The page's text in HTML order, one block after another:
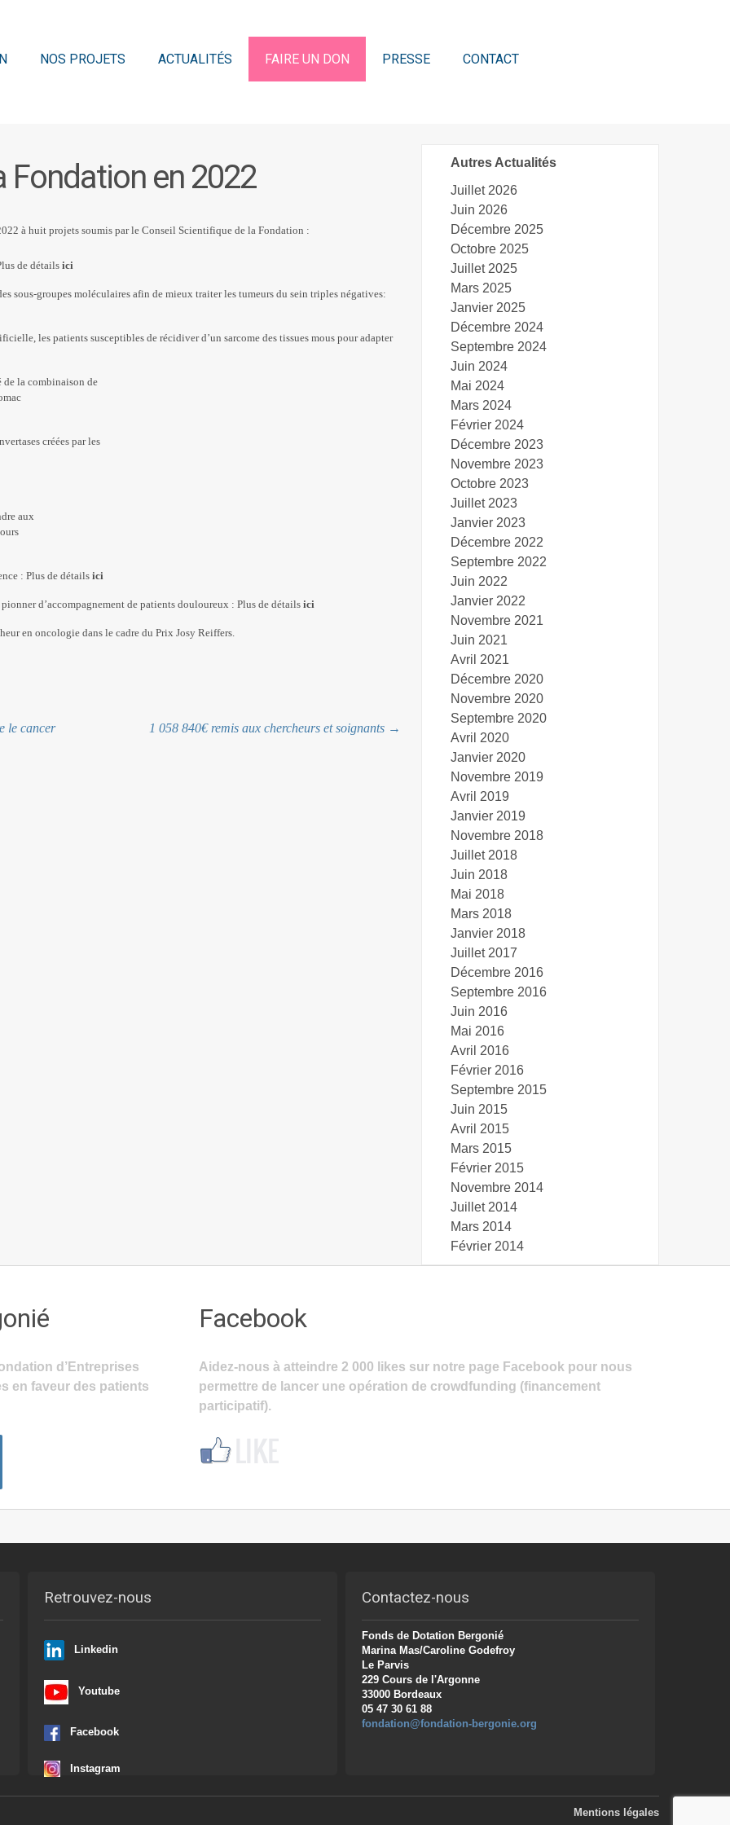
NOS PROJETS ACTUALITÉS FAIRE UN DON PRESSE CONTACT
Fondation en 2022
à huit projets soumis par le Conseil Scientifique de la Fondation :
de détails ici
sous-groupes moléculaires afin de mieux traiter les tumeurs du sein triples négatives:
les patients susceptibles de récidiver d’un sarcome des tissues mous pour adapter
la combinaison de
créées par les
aux
: Plus de détails ici
d’accompagnement de patients douloureux : Plus de détails ici
en oncologie dans le cadre du Prix Josy Reiffers.
le cancer 1 058 840€ remis aux chercheurs et soignants →
Autres Actualités
Juillet 2026
Juin 2026
Décembre 2025
Octobre 2025
Juillet 2025
Mars 2025
Janvier 2025
Décembre 2024
Septembre 2024
Juin 2024
Mai 2024
Mars 2024
Février 2024
Décembre 2023
Novembre 2023
Octobre 2023
Juillet 2023
Janvier 2023
Décembre 2022
Septembre 2022
Juin 2022
Janvier 2022
Novembre 2021
Juin 2021
Avril 2021
Décembre 2020
Novembre 2020
Septembre 2020
Avril 2020
Janvier 2020
Novembre 2019
Avril 2019
Janvier 2019
Novembre 2018
Juillet 2018
Juin 2018
Mai 2018
Mars 2018
Janvier 2018
Juillet 2017
Décembre 2016
Septembre 2016
Juin 2016
Mai 2016
Avril 2016
Février 2016
Septembre 2015
Juin 2015
Avril 2015
Mars 2015
Février 2015
Novembre 2014
Juillet 2014
Mars 2014
Février 2014
d’Entreprises
en faveur des patients
Facebook
Aidez-nous à atteindre 2 000 likes sur notre page Facebook pour nous
permettre de lancer une opération de crowdfunding (financement
participatif).
Retrouvez-nous
Linkedin
Youtube
Facebook
Instagram
Contactez-nous
Fonds de Dotation Bergonié
Marina Mas/Caroline Godefroy
Le Parvis
229 Cours de l'Argonne
33000 Bordeaux
05 47 30 61 88
fondation@fondation-bergonie.org
Mentions légales